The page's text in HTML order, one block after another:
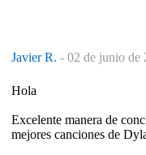
Javier R. - 02 de junio de
Hola
Excelente manera de
mejores canciones de